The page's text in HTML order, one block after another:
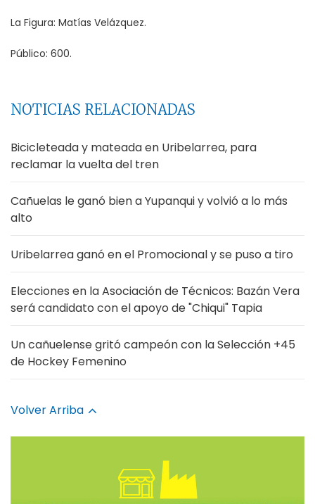
La Figura: Matías Velázquez.
Público: 600.
NOTICIAS RELACIONADAS
Bicicleteada y mateada en Uribelarrea, para
reclamar la vuelta del tren
Cañuelas le ganó bien a Yupanqui y volvió a lo más
alto
Uribelarrea ganó en el Promocional y se puso a tiro
Elecciones en la Asociación de Técnicos: Bazán Vera
será candidato con el apoyo de "Chiqui" Tapia
Un cañuelense gritó campeón con la Selección +45
de Hockey Femenino
Volver Arriba